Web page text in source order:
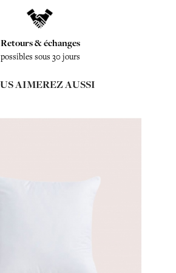
Retours & échanges
possibles sous 30 jours
AIMEREZ AUSSI